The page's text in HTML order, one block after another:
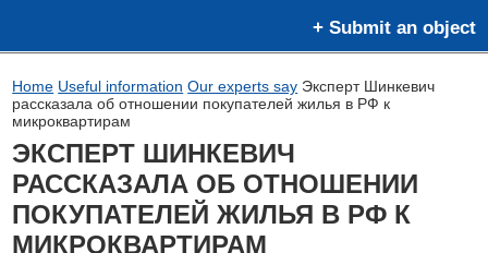
+ Submit an object
Home Useful information Our experts say Эксперт Шинкевич
рассказала об отношении покупателей жилья в РФ к
микроквартирам
ЭКСПЕРТ ШИНКЕВИЧ
РАССКАЗАЛА ОБ ОТНОШЕНИИ
ПОКУПАТЕЛЕЙ ЖИЛЬЯ В РФ К
МИКРОКВАРТИРАМ